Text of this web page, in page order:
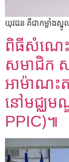
យុវជន គឺជាកម្លាំងស្
ពិធីសំណេ
សមាជិក
អាម៉ាណះ
នៅមជ្ឈម
PPIC)៕